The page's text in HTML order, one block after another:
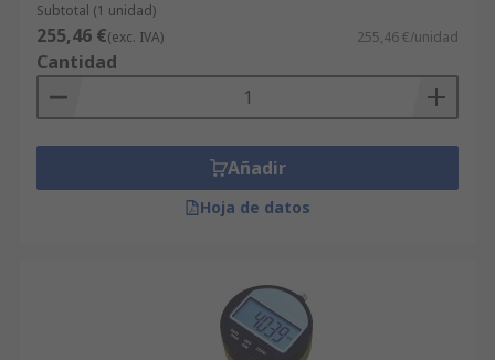
Subtotal (1 unidad)
255,46 €(exc. IVA) 255,46 €/unidad
Cantidad
Añadir
Hoja de datos